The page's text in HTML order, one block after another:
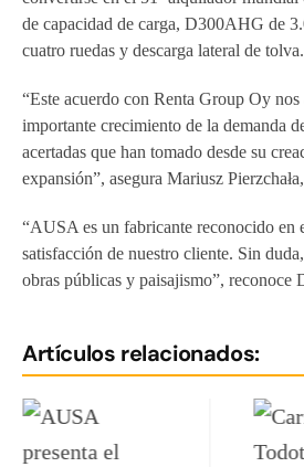
de capacidad de carga, D300AHG de
cuatro ruedas y descarga lateral de tolva.
“Este acuerdo con Renta Group Oy
importante crecimiento de la demanda
acertadas que han tomado desde su
expansión”, asegura Mariusz
“AUSA es un fabricante reconocido en
satisfacción de nuestro cliente. Sin
obras públicas y paisajismo”, reconoce
Artículos relacionados: